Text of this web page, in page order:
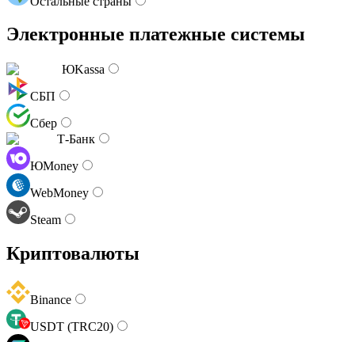
Электронные платежные системы
ЮKassa
СБП
Сбер
Т-Банк
ЮMoney
WebMoney
Steam
Криптовалюты
Binance
USDT (TRC20)